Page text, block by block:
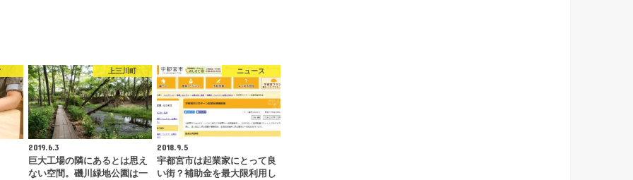
上三川町
2019.6.3
巨大工場の隣にあるとは思え
ない空間。磯川緑地公園は一
ニュース
2018.9.5
宇都宮市は起業家にとって良
い街？補助金を最大限利用し